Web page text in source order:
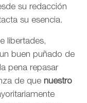
su redacción
su esencia.
libertades,
buen puñado de
pena repasar
de que nuestro